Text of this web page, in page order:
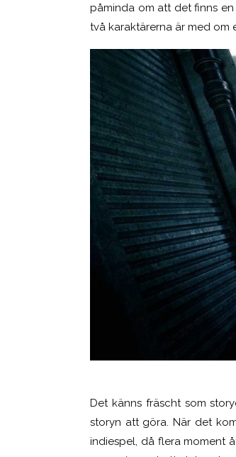
påminda om att det finns
två karaktärerna är med om
Det känns fräscht som
storyn att göra. När det
indiespel, då flera moment